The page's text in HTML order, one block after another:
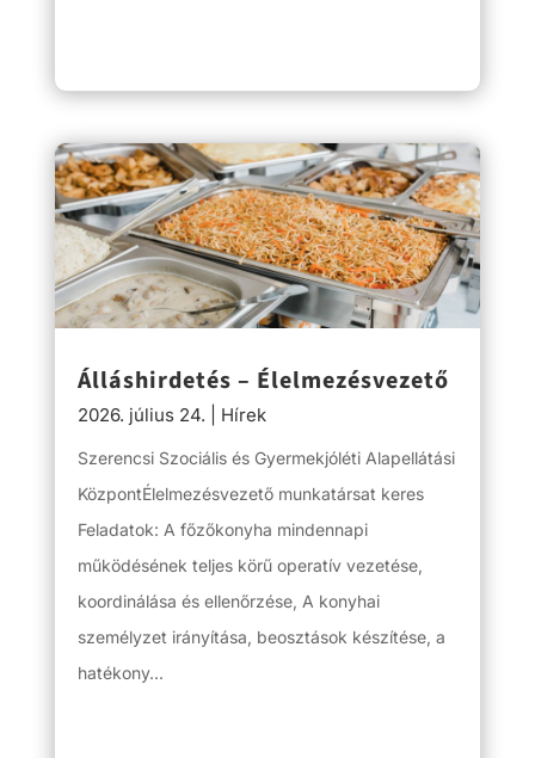
Álláshirdetés – Élelmezésvezető
2026. július 24. Hírek
Szerencsi Szociális és Gyermekjóléti Alapellátási
KözpontÉlelmezésvezető munkatársat keres
Feladatok: A főzőkonyha mindennapi
működésének teljes körű operatív vezetése,
koordinálása és ellenőrzése, A konyhai
személyzet irányítása, beosztások készítése, a
hatékony...